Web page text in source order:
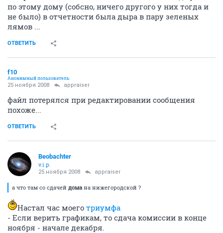
по этому дому (собсно, ничего другого у них тогда и
не было) в отчетности была дыра в пару зеленых
лямов ...
ОТВЕТИТЬ
f10
Анонимный пользователь
25 ноября 2008 appraiser
файл потерялся при редактировании сообщения
похоже...
ОТВЕТИТЬ
Beobachter
v.i.p.
25 ноября 2008 appraiser
а что там со сдачей дома на нижегородской ?
Настал час моего триумфа
- Если верить графикам, то сдача комиссии в конце
ноября - начале декабря.